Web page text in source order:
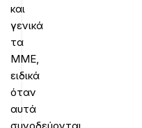
και
γενικά
τα
ΜΜΕ,
ειδικά
όταν
αυτά